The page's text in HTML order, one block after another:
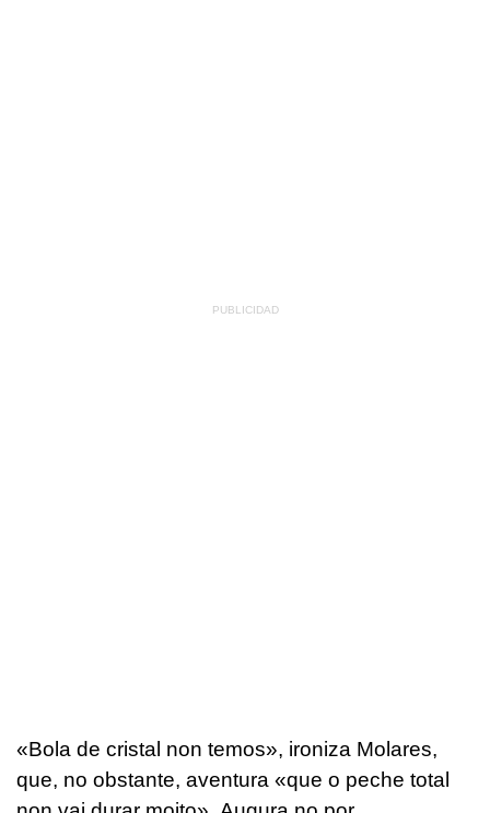
«Bola de cristal non temos», ironiza Molares,
que, no obstante, aventura «que o peche total